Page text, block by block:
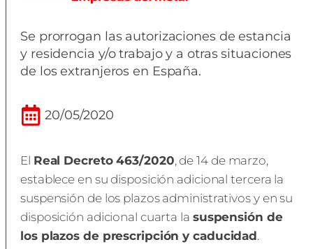
Se prorrogan las autorizaciones de estancia
y residencia y/o trabajo y a otras situaciones
de los extranjeros en España.
20/05/2020
El Real Decreto 463/2020, de 14 de marzo,
establece en su disposición adicional tercera la
suspensión de los plazos administrativos y en su
disposición adicional cuarta la suspensión de
los plazos de prescripción y caducidad.